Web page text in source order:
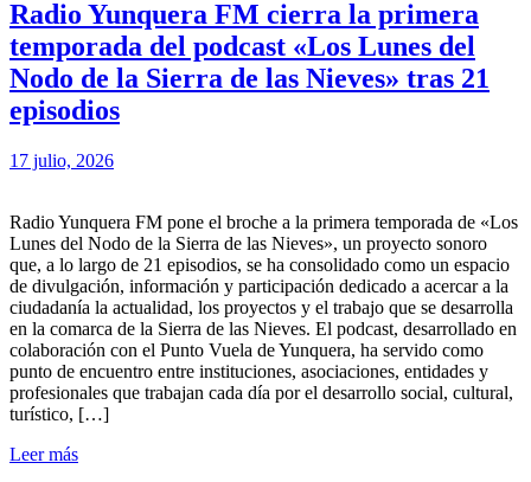
Radio Yunquera FM cierra la primera
temporada del podcast «Los Lunes del
Nodo de la Sierra de las Nieves» tras 21
episodios
17 julio, 2026
Radio Yunquera FM pone el broche a la primera temporada de «Los
Lunes del Nodo de la Sierra de las Nieves», un proyecto sonoro
que, a lo largo de 21 episodios, se ha consolidado como un espacio
de divulgación, información y participación dedicado a acercar a la
ciudadanía la actualidad, los proyectos y el trabajo que se desarrolla
en la comarca de la Sierra de las Nieves. El podcast, desarrollado en
colaboración con el Punto Vuela de Yunquera, ha servido como
punto de encuentro entre instituciones, asociaciones, entidades y
profesionales que trabajan cada día por el desarrollo social, cultural,
turístico, […]
Leer más